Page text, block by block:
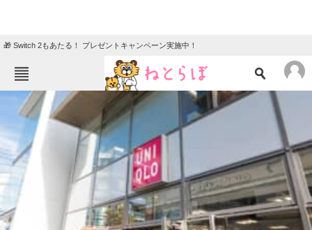
🎁 Switch 2もあたる！ プレゼントキャンペーン実施中！
ねとらぼメニュー
TOP ニュース
エンタメ クイズ
グルメ
住まい 教育・育児
動物 リサーチ